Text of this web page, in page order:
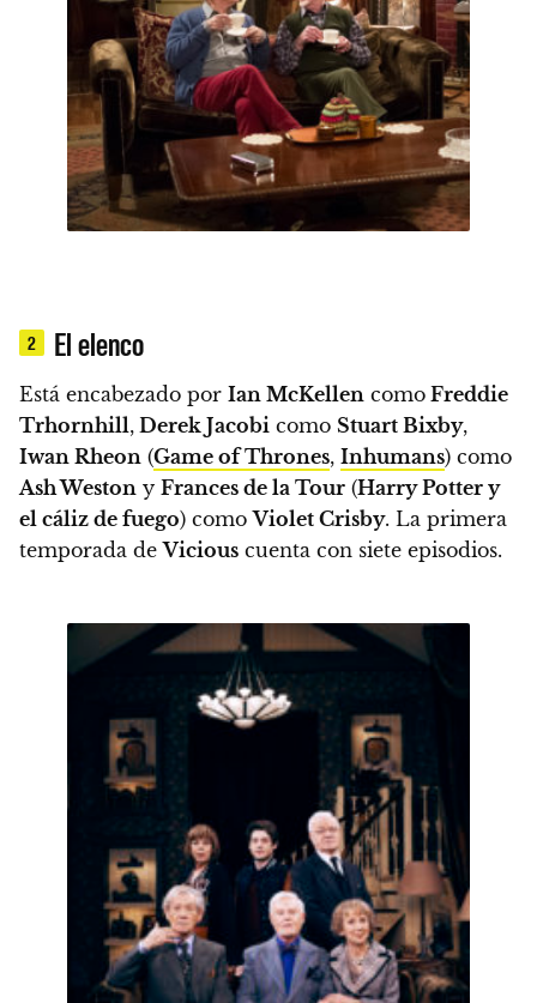
2 El elenco
Está encabezado por Ian McKellen como Freddie
Trhornhill, Derek Jacobi como Stuart Bixby,
Iwan Rheon (Game of Thrones, Inhumans) como
Ash Weston y Frances de la Tour (Harry Potter y
el cáliz de fuego) comoViolet Crisby. La primera
temporada deVicious cuenta con siete episodios.